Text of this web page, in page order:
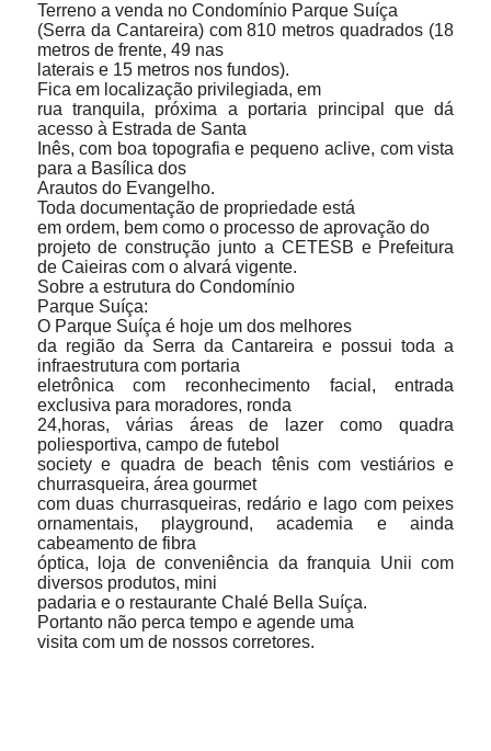
Terreno a venda no Condomínio Parque Suíça
(Serra da Cantareira) com 810 metros quadrados (18
metros de frente, 49 nas
laterais e 15 metros nos fundos).
Fica em localização privilegiada, em
rua tranquila, próxima a portaria principal que dá
acesso à Estrada de Santa
Inês, com boa topografia e pequeno aclive, com vista
para a Basílica dos
Arautos do Evangelho.
Toda documentação de propriedade está
em ordem, bem como o processo de aprovação do
projeto de construção junto a CETESB e Prefeitura
de Caieiras com o alvará vigente.
Sobre a estrutura do Condomínio
Parque Suíça:
O Parque Suíça é hoje um dos melhores
da região da Serra da Cantareira e possui toda a
infraestrutura com portaria
eletrônica com reconhecimento facial, entrada
exclusiva para moradores, ronda
24,horas, várias áreas de lazer como quadra
poliesportiva, campo de futebol
society e quadra de beach tênis com vestiários e
churrasqueira, área gourmet
com duas churrasqueiras, redário e lago com peixes
ornamentais, playground, academia e ainda
cabeamento de fibra
óptica, loja de conveniência da franquia Unii com
diversos produtos, mini
padaria e o restaurante Chalé Bella Suíça.
Portanto não perca tempo e agende uma
visita com um de nossos corretores.